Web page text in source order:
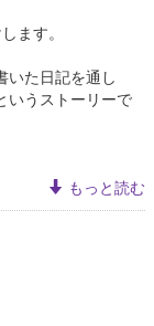
ます。
いた日記を通し
いうストーリーで
もっと読む